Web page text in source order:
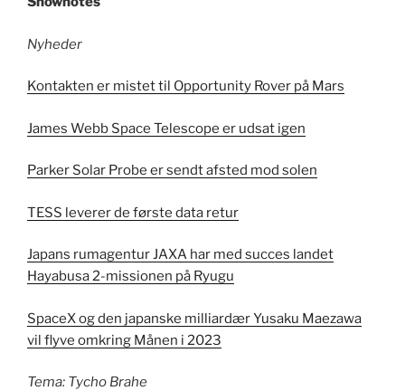
Nyheder
Kontakten er mistet til Opportunity Rover på Mars
James Webb Space Telescope er udsat igen
Parker Solar Probe er sendt afsted mod solen
TESS leverer de første data retur
Japans rumagentur JAXA har med succes landet
Hayabusa 2-missionen på Ryugu
SpaceX og den japanske milliardær Yusaku Maezawa
vil flyve omkring Månen i 2023
Tema: Tycho Brahe